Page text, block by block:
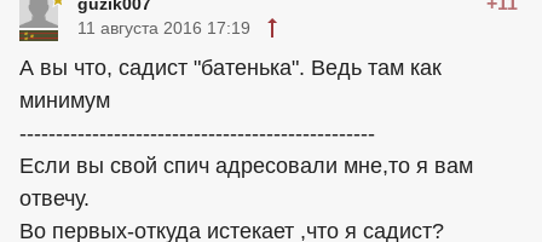
11 августа 2016 17:19
А вы что, садист "батенька". Ведь там как
минимум
-------------------------------------------------
Если вы свой спич адресовали мне,то я вам
отвечу.
Во первых-откуда истекает ,что я садист?